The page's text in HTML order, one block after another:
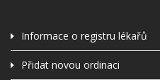
Informace o registru lékařů
Přidat novou ordinaci